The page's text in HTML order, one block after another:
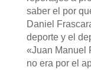
saber el por
Daniel
deporte y el
«Juan Manuel
no era por el